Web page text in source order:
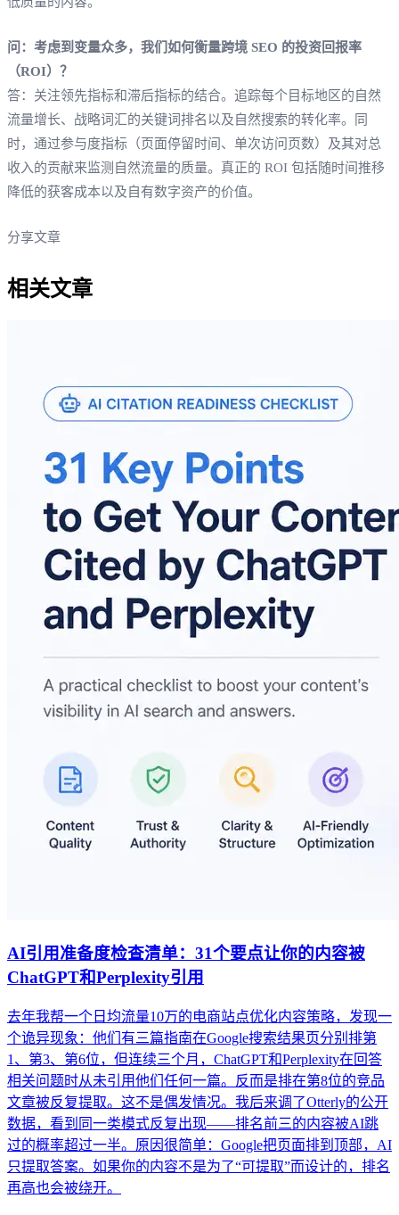
问：考虑到变量众多，我们如何衡量跨境 SEO 的投资回报率
（ROI）？
答：关注领先指标和滞后指标的结合。追踪每个目标地区的自然
流量增长、战略词汇的关键词排名以及自然搜索的转化率。同
时，通过参与度指标（页面停留时间、单次访问页数）及其对总
收入的贡献来监测自然流量的质量。真正的 ROI 包括随时间推移
降低的获客成本以及自有数字资产的价值。
分享文章
相关文章
AI引用准备度检查清单：31个要点让你的内容被
ChatGPT和Perplexity引用
去年我帮一个日均流量10万的电商站点优化内容策略，发现一
个诡异现象：他们有三篇指南在Google搜索结果页分别排第
1、第3、第6位，但连续三个月，ChatGPT和Perplexity在回答
相关问题时从未引用他们任何一篇。反而是排在第8位的竞品
文章被反复提取。这不是偶发情况。我后来调了Otterly的公开
数据，看到同一类模式反复出现——排名前三的内容被AI跳
过的概率超过一半。原因很简单：Google把页面排到顶部，AI
只提取答案。如果你的内容不是为了“可提取”而设计的，排名
再高也会被绕开。